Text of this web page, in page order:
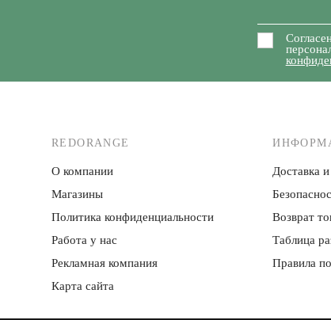
REDORANGE
О компании
Магазины
Политика конфиденци­альности
Работа у нас
Рекламная компания
Карта сайта
Доставка и
Возврат
Таблица
Правила